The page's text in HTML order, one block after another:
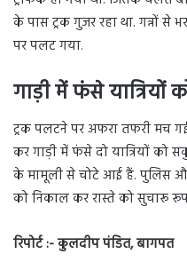
के पास ट्रक गुजर रहा था. गन्नों से
पर पलट गया.
गाड़ी में फंसे
ट्रक पलटने पर अफरा तफरी मच
कर गाड़ी में फंसे दो यात्रियों को
के मामूली से चोटे आई हैं. पुलिस और
को निकाल कर रास्ते को सुचारू
रिपोर्ट :- कुलदीप पंडित, बागपत